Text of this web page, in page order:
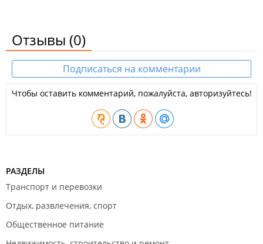
Отзывы (0)
Подписаться на комментарии
Чтобы оставить комментарий, пожалуйста, авторизуйтесь!
РАЗДЕЛЫ
Транспорт и перевозки
Отдых, развлечения, спорт
Общественное питание